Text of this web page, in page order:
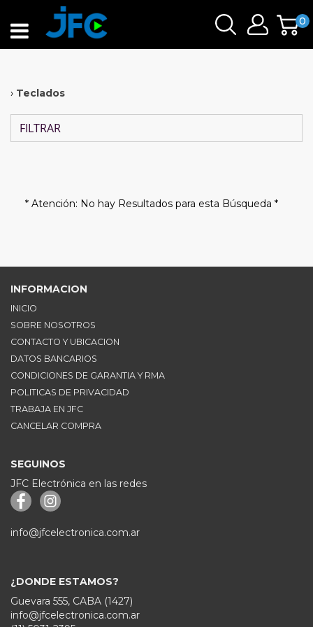
0
› Teclados
FILTRAR
* Atención: No hay Resultados para esta Búsqueda *
INFORMACION
INICIO
SOBRE NOSOTROS
CONTACTO Y UBICACION
DATOS BANCARIOS
CONDICIONES DE GARANTIA Y RMA
POLITICAS DE PRIVACIDAD
TRABAJA EN JFC
CANCELAR COMPRA
SEGUINOS
JFC Electrónica en las redes
info@jfcelectronica.com.ar
¿DONDE ESTAMOS?
Guevara 555, CABA (1427)
info@jfcelectronica.com.ar